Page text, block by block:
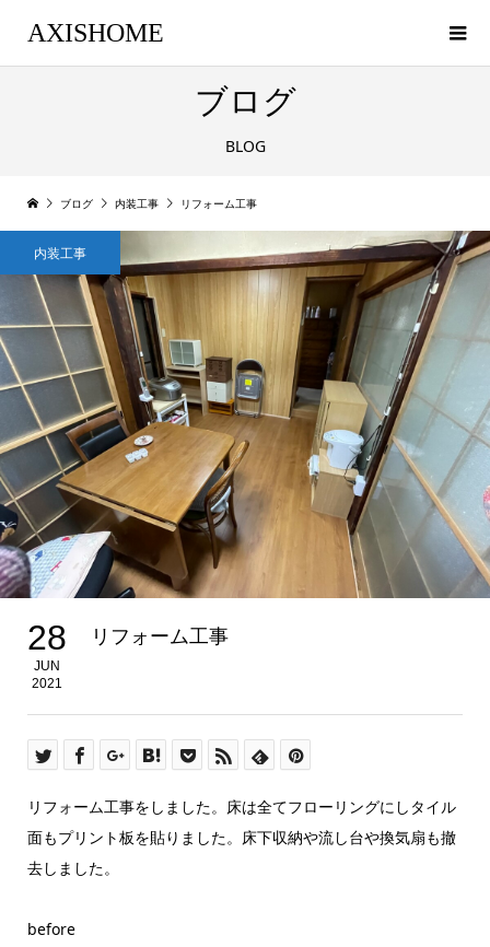
AXISHOME
ブログ
BLOG
ブログ 内装工事 リフォーム工事
内装工事
28
JUN
2021
リフォーム工事
リフォーム工事をしました。床は全てフローリングにしタイル
面もプリント板を貼りました。床下収納や流し台や換気扇も撤
去しました。
before